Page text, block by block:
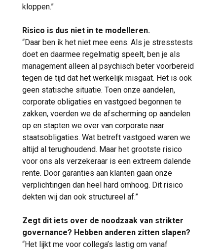
kloppen.”
Risico is dus niet in te modelleren.
“Daar ben ik het niet mee eens. Als je stresstests
doet en daarmee regelmatig speelt, ben je als
management alleen al psychisch beter voorbereid
tegen de tijd dat het werkelijk misgaat. Het is ook
geen statische situatie. Toen onze aandelen,
corporate obligaties en vastgoed begonnen te
zakken, voerden we de afscherming op aandelen
op en stapten we over van corporate naar
staatsobligaties. Wat betreft vastgoed waren we
altijd al terughoudend. Maar het grootste risico
voor ons als verzekeraar is een extreem dalende
rente. Door garanties aan klanten gaan onze
verplichtingen dan heel hard omhoog. Dit risico
dekten wij dan ook structureel af.”
Zegt dit iets over de noodzaak van strikter
governance? Hebben anderen zitten slapen?
“Het lijkt me voor collega’s lastig om vanaf